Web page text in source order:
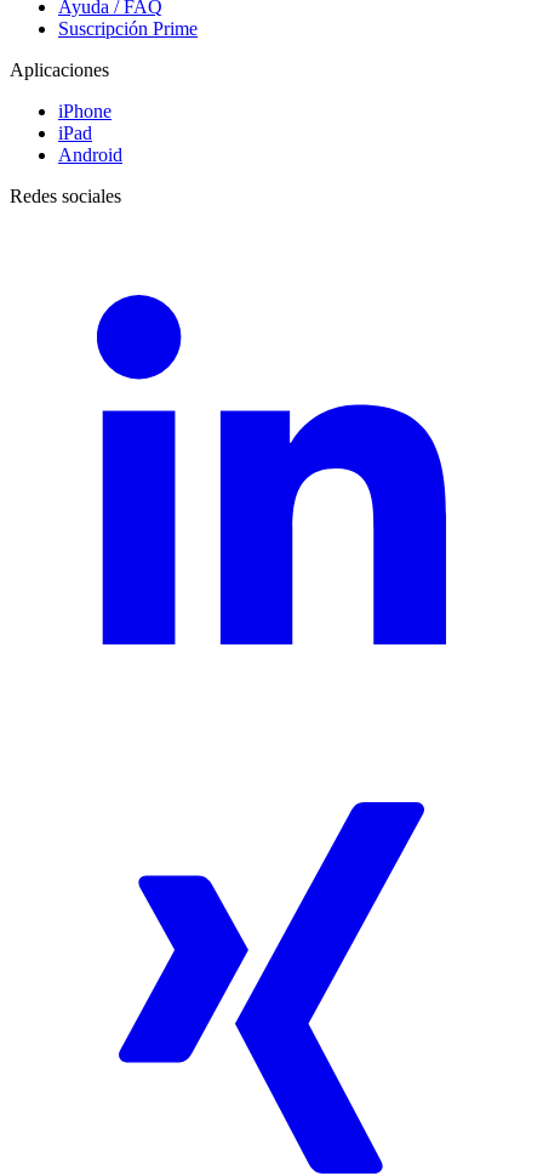
Ayuda / FAQ
Suscripción Prime
Aplicaciones
iPhone
iPad
Android
Redes sociales